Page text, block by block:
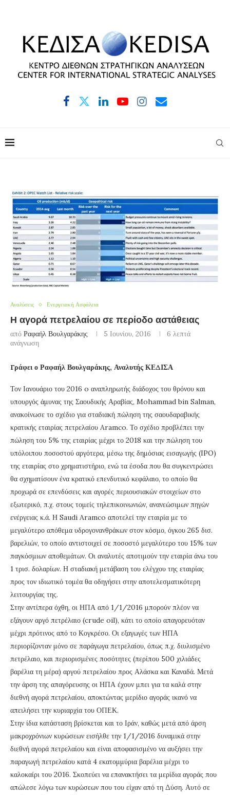
Αναλύσεις Ενεργειακή Ασφάλεια
Η αγορά πετρελαίου σε περίοδο αστάθειας
από Ραφαήλ Βουλγαράκης 5 Ιουνίου, 2016
6 λεπτά
ανάγνωση
Γράφει ο Ραφαήλ Βουλγαράκης, Αναλυτής ΚΕΔΙΣΑ
Τον Ιανουάριο του 2016 o αναπληρωτής διάδοχος του θρόνου και
υπουργός άμυνας της Σαουδικής Αραβίας, Mohammad bin Salman,
ανακοίνωσε το σχέδιο για σταδιακή πώληση της σαουδαραβικής
κρατικής εταιρίας πετρελαίου Aramco. Το σχέδιο προβλέπει την
πώληση του 5% της εταιρίας μέχρι το 2018 και την πώληση του
υπόλοιπου ποσοστού αργότερα, μέσω της δημόσιας εισαγωγής (IPO)
της εταιρίας στο χρηματιστήριο, ενώ τα έσοδα που θα συγκεντρώσει
θα σχηματίσουν ένα κρατικό επενδυτικό κεφάλαιο, το οποίο θα
προχωρά σε επενδύσεις και αγορές περιουσιακών στοιχείων στο
εξωτερικό, π.χ. στους τομείς τηλεπικοινωνιών, ανανεώσιμων πηγών
ενέργειας κ.ά. Η Saudi Aramco αποτελεί την εταιρία με το
μεγαλύτερο απόθεμα υδρογονανθράκων στον κόσμο, όγκου 265 δισ.
βαρελιών, το οποίο αντιστοιχεί σε ποσοστό μεγαλύτερο του 15% των
παγκόσμιων αποθεμάτων. Οι αναλυτές αποτιμούν την εταιρία άνω του
1 τρισ. δολαρίων. Η σταδιακή μετάβαση του ελέγχου της εταιρίας
προς τον ιδιωτικό τομέα θα οδηγήσει στην αποτελεσματικότερη
λειτουργίας της.
Στην αντίπερα όχθη, οι ΗΠΑ από 1/1/2016 μπορούν πλέον να
εξάγουν αργό πετρέλαιο (crude oil), κάτι το οποίο απαγορευόταν
μέχρι πρότινος από το Κογκρέσο. Οι εξαγωγές των ΗΠΑ
περιορίζονταν μόνο σε παράγωγα πετρελαίου, όπως π.χ. διυλισμένο
πετρέλαιο, και περιορισμένες ποσότητες (περίπου 500 χιλιάδες
βαρέλια τη μέρα) αργού πετρελαίου προς Αλάσκα και Καναδά. Μετά
την άρση της απαγόρευσης οι ΗΠΑ έχουν μπει για τα καλά στην
διεθνή αγορά πετρελαίου, αποκτώντας μερίδιο αγοράς ικανό να
απειλήσει την κυριαρχία του ΟΠΕΚ.
Στην ίδια κατάσταση βρίσκεται και το Ιράν, καθώς μετά από άρση
μακροχρόνιων κυρώσεων εισήλθε την 1/1/2016 δυναμικά στην
διεθνή αγορά πετρελαίου και είναι αποφασισμένο να αυξήσει την
παραγωγή πετρελαίου κατά 4 εκατομμύρια βαρέλια μέχρι το
καλοκαίρι του 2016. Σκοπεύει να επανακτήσει τα μερίδια αγοράς που
απώλεσε λόγω των κυρώσεων που του είχαν από τη Δύση. Αυτό σε